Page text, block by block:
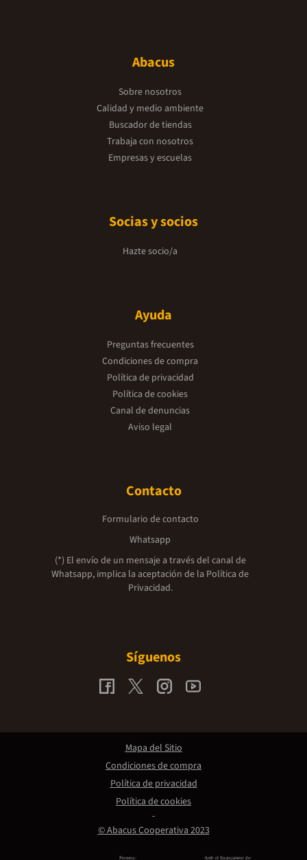
Abacus
Sobre nosotros
Calidad y medio ambiente
Buscador de tiendas
Trabaja con nosotros
Empresas y escuelas
Socias y socios
Hazte socio/a
Ayuda
Preguntas frecuentes
Condiciones de compra
Política de privacidad
Política de cookies
Canal de denuncias
Aviso legal
Contacto
Formulario de contacto
Whatsapp
(*) El envío de un mensaje a través del canal de
Whatsapp, implica la aceptación de la Política de
Privacidad.
Síguenos
Promou: Amb el finançament de:
© Abacus Cooperativa 2023
Mapa del Sitio
Condiciones de compra
Política de privacidad
Política de cookies